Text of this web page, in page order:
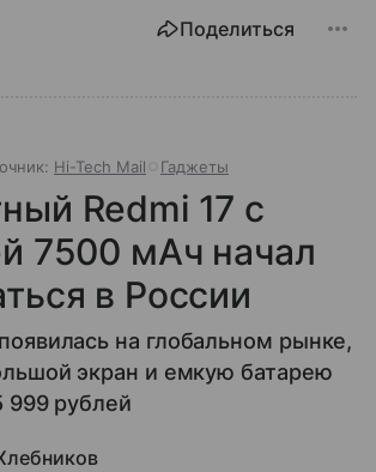
Поделиться
Hi-Tech Mail Гаджеты
Redmi 17 с
7500 мАч начал
в России
на глобальном рынке,
экран и емкую батарею
999 рублей